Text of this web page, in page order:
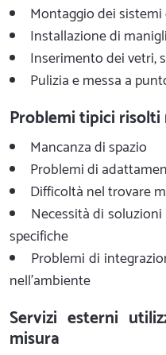
Montaggio dei
Installazione di
Inserimento dei vetri,
Pulizia e messa a
Problemi tipici risolti
Mancanza di spazio
Problemi di
Difficoltà nel trovare
Necessità di
specifiche
Problemi di
nell'ambiente
Servizi esterni
misura